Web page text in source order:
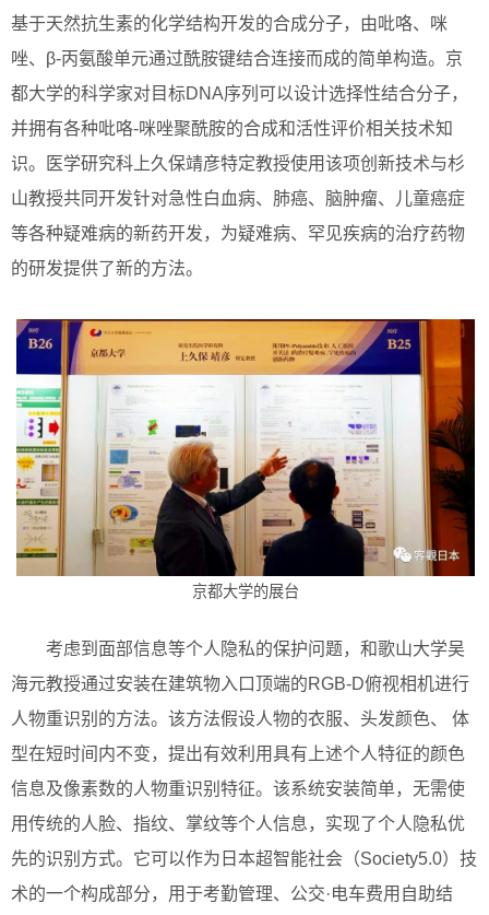
基于天然抗生素的化学结构开发的合成分子，由吡咯、咪
唑、β-丙氨酸单元通过酰胺键结合连接而成的简单构造。京
都大学的科学家对目标DNA序列可以设计选择性结合分子，
并拥有各种吡咯-咪唑聚酰胺的合成和活性评价相关技术知
识。医学研究科上久保靖彦特定教授使用该项创新技术与杉
山教授共同开发针对急性白血病、肺癌、脑肿瘤、儿童癌症
等各种疑难病的新药开发，为疑难病、罕见疾病的治疗药物
的研发提供了新的方法。
京都大学的展台
考虑到面部信息等个人隐私的保护问题，和歌山大学吴
海元教授通过安装在建筑物入口顶端的RGB-D俯视相机进行
人物重识别的方法。该方法假设人物的衣服、头发颜色、 体
型在短时间内不变，提出有效利用具有上述个人特征的颜色
信息及像素数的人物重识别特征。该系统安装简单，无需使
用传统的人脸、指纹、掌纹等个人信息，实现了个人隐私优
先的识别方式。它可以作为日本超智能社会（Society5.0）技
术的一个构成部分，用于考勤管理、公交·电车费用自助结